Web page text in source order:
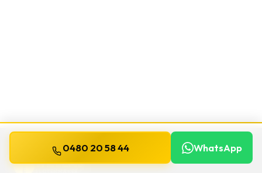
WILLEMS
0480 20 58 44 WhatsApp